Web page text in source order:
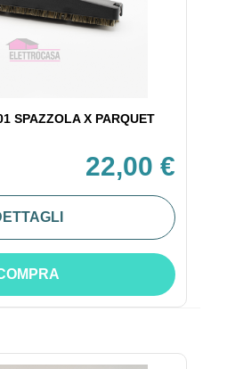
SPAZZOLA X PARQUET
22,00 €